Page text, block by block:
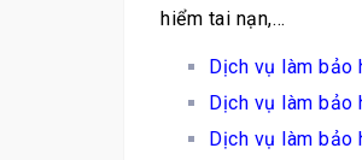
hiểm tai nạn,…
Dịch vụ làm bảo
Dịch vụ làm bảo
Dịch vụ làm bảo